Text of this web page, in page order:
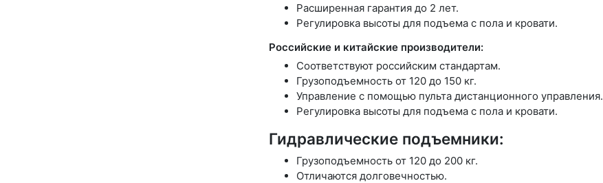
Расширенная гарантия до 2 лет.
Регулировка высоты для подъема с пола и кровати.
Российские и китайские производители:
Соответствуют российским стандартам.
Грузоподъемность от 120 до 150 кг.
Управление с помощью пульта дистанционного управления.
Регулировка высоты для подъема с пола и кровати.
Гидравлические подъемники:
Грузоподъемность от 120 до 200 кг.
Отличаются долговечностью.